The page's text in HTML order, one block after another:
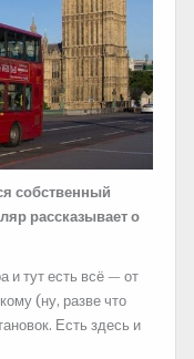
собственный
рассказывает о
и тут есть всё — от
(ну, разве что
Есть здесь и